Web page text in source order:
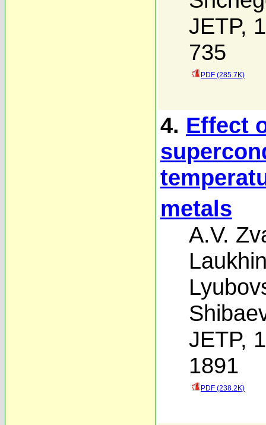
JETP,
735
PDF (285.7K)
4. Effect
metals
A.V.
JETP,
1891
PDF (238.2K)